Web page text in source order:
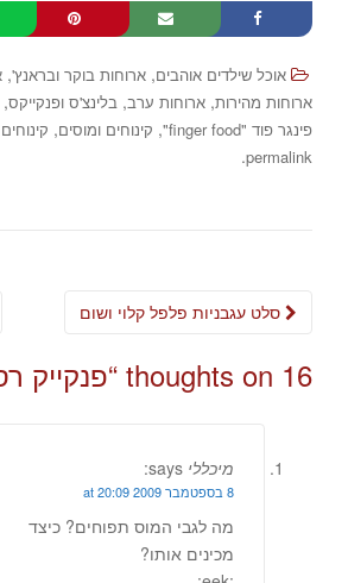
אוכל שילדים אוהבים, ארוחות בוקר ובראנץ',
ארוחות מהירות, ארוחות ערב, בלינצ'ס ופנקייקס,
פינגר פוד "finger food" , קינוחים ומוסים,
permalink
.
16 thoughts on “ פנקייק
מיכללי says:
8 בספטמבר 2009 at 20:09
מה לגבי המוס תפוחים? כיצד
מכינים אותו?